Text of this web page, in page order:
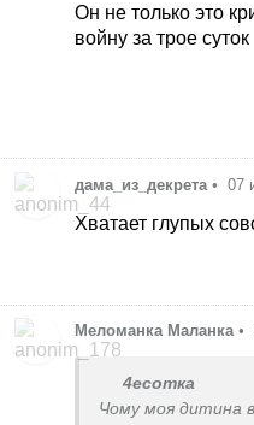
Он не только это
войну за трое суток
дама_из_декрета • 07
Хватает глупых
Меломанка Маланка •
4есотка
Чому моя дитина